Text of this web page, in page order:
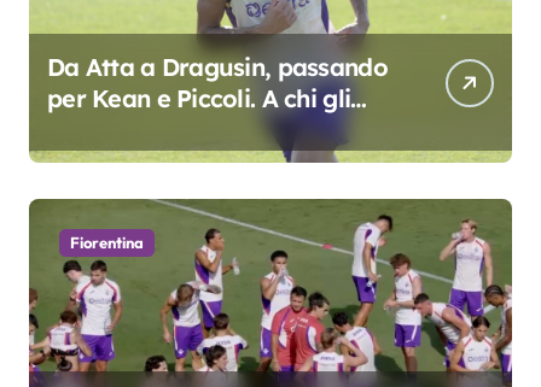
Da Atta a Dragusin, passando
per Kean e Piccoli. A chi gli
oscar del precampionato?
Fiorentina